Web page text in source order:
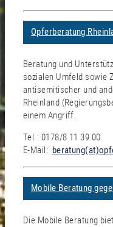
Opferberatung
Beratung und
sozialen Umfeld sowie
antisemitischer und
Rheinland
einem Angriff.
Tel.: 0178/8 11 39 00
E-Mail:
Mobile Beratung
Die Mobile Beratung